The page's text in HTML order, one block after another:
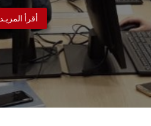
أقرأ المزيـد